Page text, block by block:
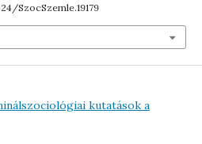
SzocSzemle.19179
kutatások a